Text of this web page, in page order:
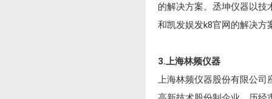
的解决方案。丞坤仪器以技
和凯发娱发k8官网的解决方
3.上海林频仪器
上海林频仪器股份有限公司